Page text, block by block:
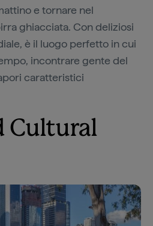
e tornare nel
ghiacciata. Con deliziosi
è il luogo perfetto in cui
incontrare gente del
caratteristici
Cultural